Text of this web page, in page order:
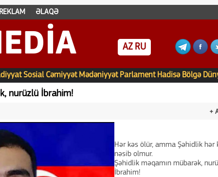
REKLAM ƏLAQƏ
AZ RU
Sosial Cəmiyyət Mədəniyyət Parlament Hadisə Bölgə
nurüzlü İbrahim!
+
Hər kəs ölür, amma Şəhidlik hər
nəsib olmur.
Şəhidlik məqamın mübarək,
İbrahim!